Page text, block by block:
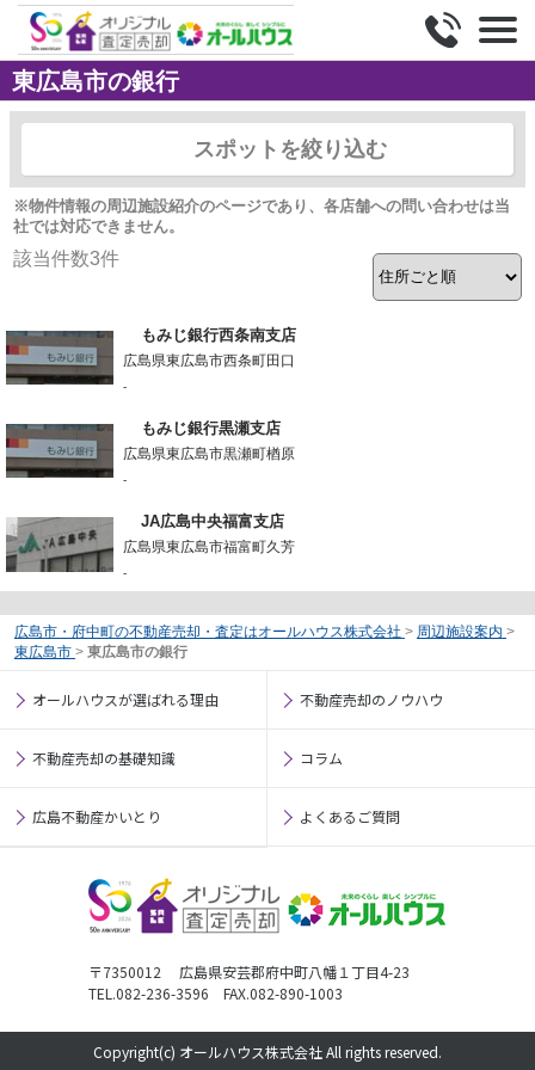
東広島市の銀行
スポットを絞り込む
※物件情報の周辺施設紹介のページであり、各店舗への問い合わせは当
社では対応できません。
該当件数3件
もみじ銀行西条南支店
広島県東広島市西条町田口
-
もみじ銀行黒瀬支店
広島県東広島市黒瀬町楢原
-
JA広島中央福富支店
広島県東広島市福富町久芳
-
広島市・府中町の不動産売却・査定はオールハウス株式会社 > 周辺施設案内 >
東広島市 > 東広島市の銀行
オールハウスが選ばれる理由 不動産売却のノウハウ
不動産売却の基礎知識 コラム
広島不動産かいとり よくあるご質問
〒7350012 広島県安芸郡府中町八幡１丁目4-23
TEL.082-236-3596 FAX.082-890-1003
Copyright(c) オールハウス株式会社 All rights reserved.